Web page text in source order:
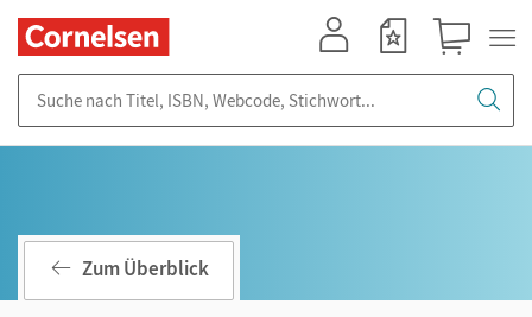
Zum Überblick